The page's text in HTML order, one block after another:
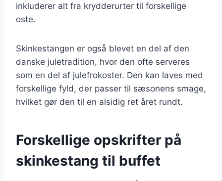
inkluderer alt fra krydderurter til forskellige
oste.
Skinkestangen er også blevet en del af den
danske juletradition, hvor den ofte serveres
som en del af julefrokoster. Den kan laves med
forskellige fyld, der passer til sæsonens smage,
hvilket gør den til en alsidig ret året rundt.
Forskellige opskrifter på
skinkestang til buffet